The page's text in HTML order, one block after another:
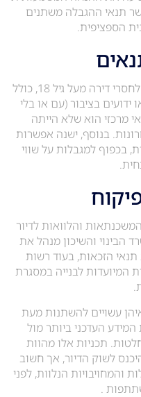
כאשר תנאי ההגבלה משתנים
הספציפית.
הזכאות לתוכניות אלו ניתנת בעיקר לחסרי דירה מעל גיל 18, כולל
נשואים או ידועים בציבור (עם או בלי
מרכזי הוא שלא הייתה
בנוסף, ישנה אפשרות
בכפוף למגבלות על שווי
והלוואות לדיור
הבינוי והשיכון מנהל את
תנאי הזכאות, בעוד רשות
לבנייה במסגרת
עשויים להשתנות מעת
העדכני ביותר מול
תכניות אלו מהוות
לשוק הדיור, אך חשוב
והמחויבויות הנלוות, לפני
.